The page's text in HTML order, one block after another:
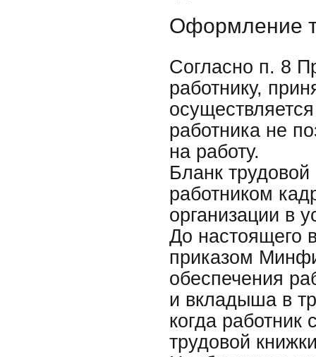
Оформление
Согласно п. 8
работнику,
работника не
на работу.
Бланк
работником
организации в
До настоящего
приказом
обеспечения
и вкладыша в
когда
трудовой